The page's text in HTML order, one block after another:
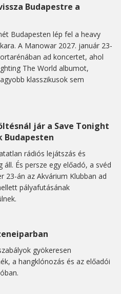
Budapestre a
Budapesten lép fel a heavy
A Manowar 2027. január 23-
ad koncertet, ahol
The World albumot,
klasszikusok sem
jár a Save Tonight
Budapesten
rádiós lejátszás és
És persze egy előadó, a svéd
23-án az Akvárium Klubban ad
pályafutásának
gyökeresen
a hangklónozás és az előadói